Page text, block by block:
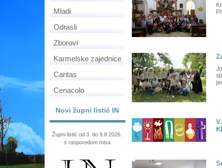
Mladi
Odrasli
Zborovi
Karmelske zajednice
Caritas
Cenacolo
Novi župni listić IN
Župni listić od 3. do 9.8.2026.
s rasporedom misa